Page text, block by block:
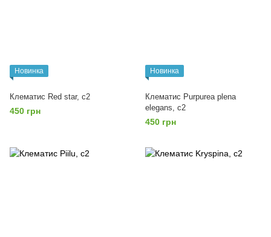
Новинка
Клематис Red star, с2
450 грн
Новинка
Клематис Purpurea plena
elegans, с2
450 грн